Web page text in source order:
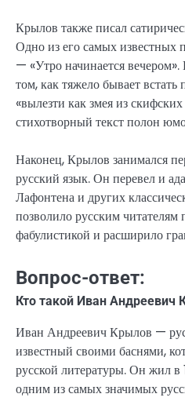
Крылов также писал
Одно из его самых известных
— «Утро начинается вечером».
том, как тяжело бывает встать
«вылезти как змея из
стихотворный текст полон
Наконец, Крылов занимался
русский язык. Он перевел и
Лафонтена и других
позволило русским читателям
фабулистикой и расширило
Вопрос-ответ:
Кто такой Иван Андреевич
Иван Андреевич Крылов —
известный своими баснями,
русской литературы. Он жил в
одним из самых значимых